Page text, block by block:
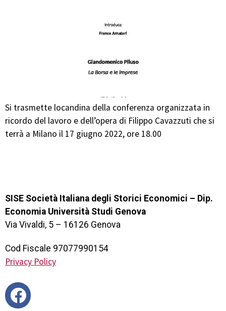
Si trasmette locandina della conferenza organizzata in
ricordo del lavoro e dell’opera di Filippo Cavazzuti che si
terrà a Milano il 17 giugno 2022, ore 18.00
SISE Società Italiana degli Storici Economici – Dip.
Economia Università Studi Genova
Via Vivaldi, 5 – 16126 Genova
Cod Fiscale 97077990154
Privacy Policy